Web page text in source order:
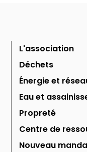
L'association
Déchets
Énergie et
Eau et
Propreté
Centre de
Nouveau